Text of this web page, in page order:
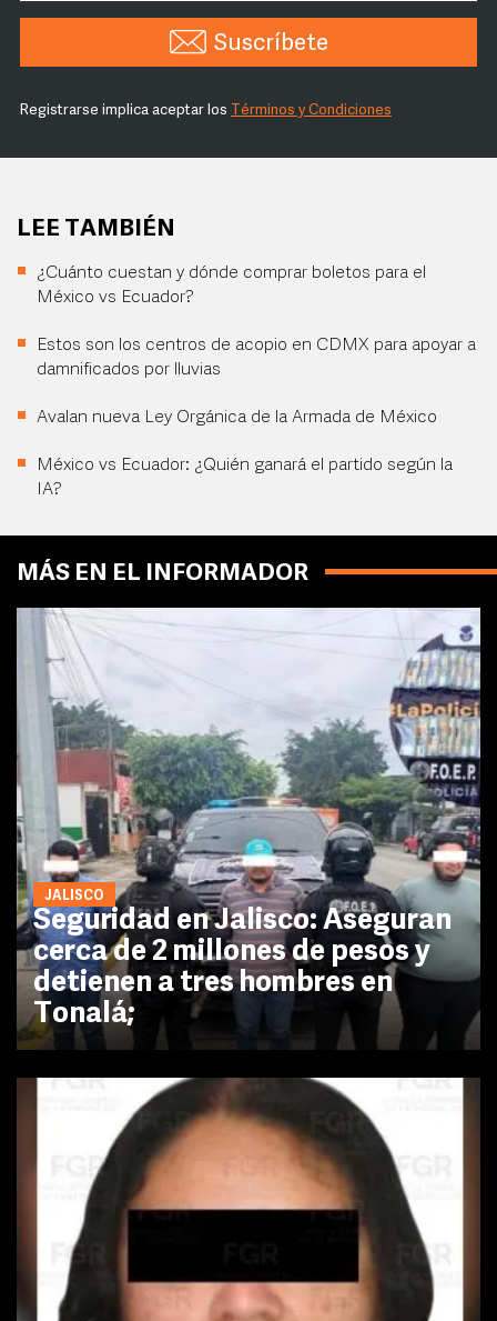
Suscríbete
Registrarse implica aceptar los Términos y Condiciones
LEE TAMBIÉN
¿Cuánto cuestan y dónde comprar boletos para el
México vs Ecuador?
Estos son los centros de acopio en CDMX para apoyar a
damnificados por lluvias
Avalan nueva Ley Orgánica de la Armada de México
México vs Ecuador: ¿Quién ganará el partido según la
IA?
MÁS EN EL INFORMADOR
JALISCO
Seguridad en Jalisco: Aseguran
cerca de 2 millones de pesos y
detienen a tres hombres en
Tonalá;